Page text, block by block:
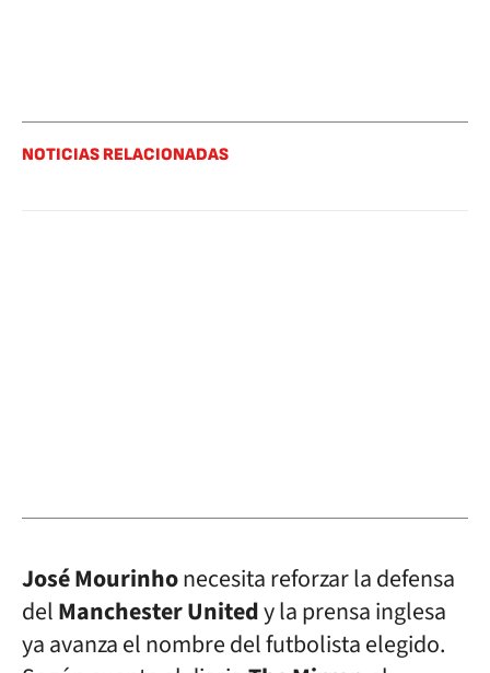
NOTICIAS RELACIONADAS
José Mourinhonecesita reforzar la defensa
delManchester Unitedy la prensa inglesa
ya avanza el nombre del futbolista elegido.